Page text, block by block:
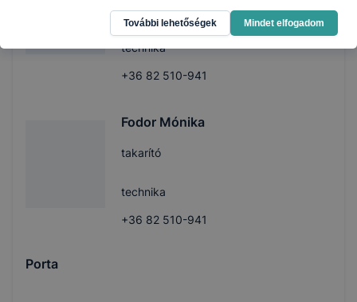
takarító
technika
+36 82 510-941
Fodor Mónika
takarító
technika
+36 82 510-941
Porta
További lehetőségek Mindet elfogadom